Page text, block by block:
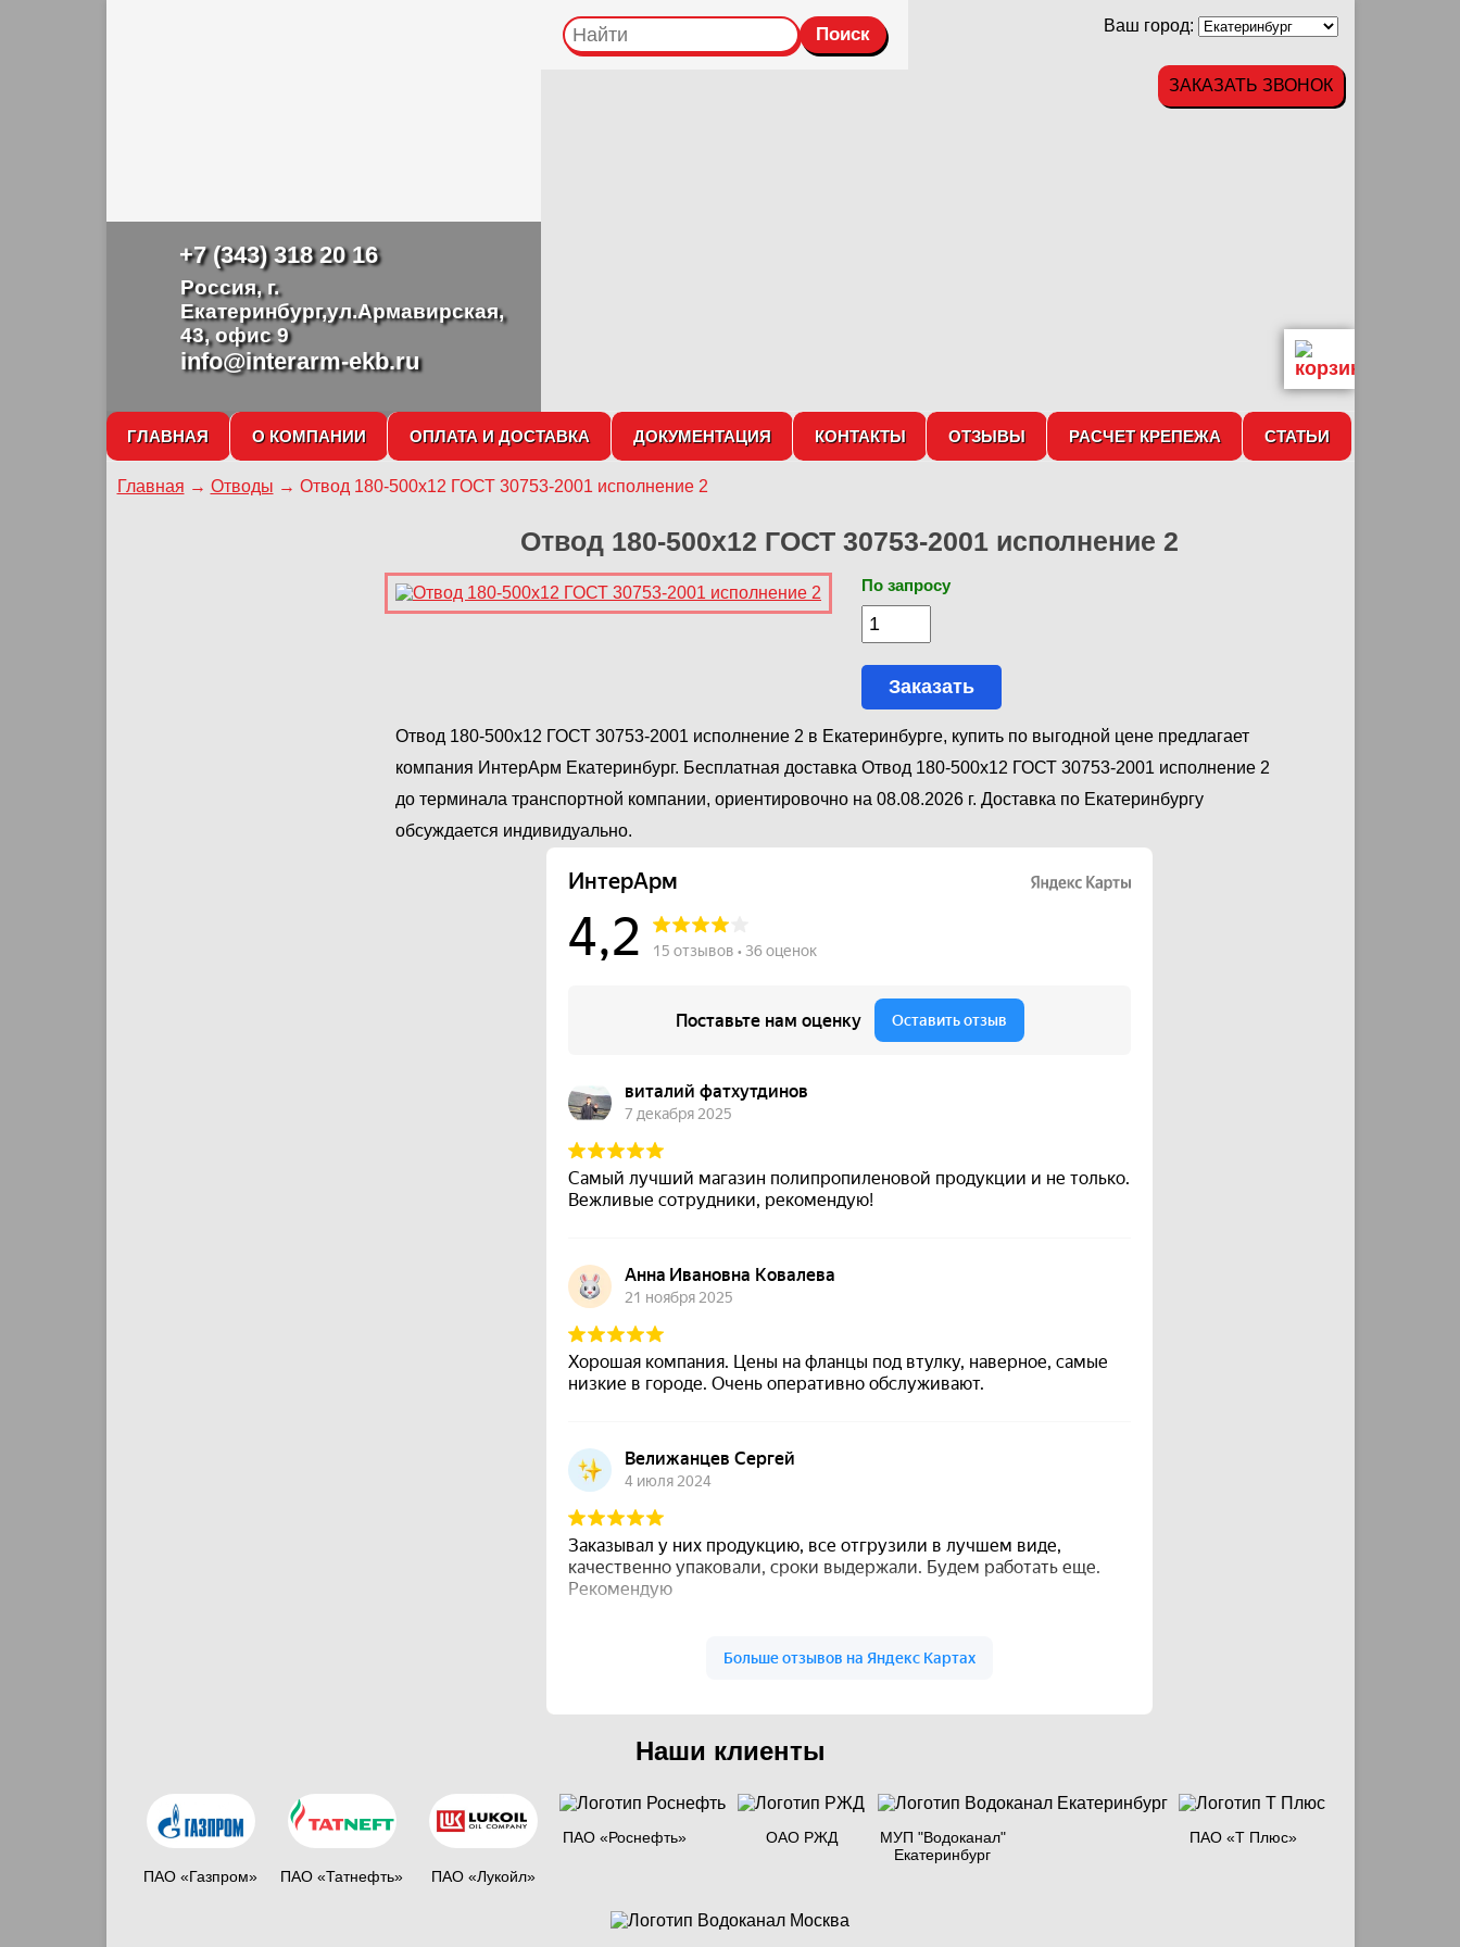
+7 (343) 318 20 16
Россия, г.
Екатеринбург,ул.Армавирская,
43, офис 9
info@interarm-ekb.ru
ЗАКАЗАТЬ ЗВОНОК
Ваш город:
ГЛАВНАЯ О КОМПАНИИ ОПЛАТА И ДОСТАВКА ДОКУМЕНТАЦИЯ КОНТАКТЫ ОТЗЫВЫ РАСЧЕТ КРЕПЕЖА СТАТЬИ
Главная → Отводы → Отвод 180-500х12 ГОСТ 30753-2001 исполнение 2
Отвод 180-500х12 ГОСТ 30753-2001 исполнение 2
По запросу
Заказать
Отвод 180-500х12 ГОСТ 30753-2001 исполнение 2 в Екатеринбурге, купить по выгодной цене предлагает
компания ИнтерАрм Екатеринбург. Бесплатная доставка Отвод 180-500х12 ГОСТ 30753-2001 исполнение 2
до терминала транспортной компании, ориентировочно на 08.08.2026 г. Доставка по Екатеринбургу
обсуждается индивидуально.
Наши клиенты
ПАО «Газпром» ПАО «Татнефть» ПАО «Лукойл»
ПАО «Роснефть» ОАО РЖД
МУП "Водоканал"
Екатеринбург
ПАО «Т Плюс»